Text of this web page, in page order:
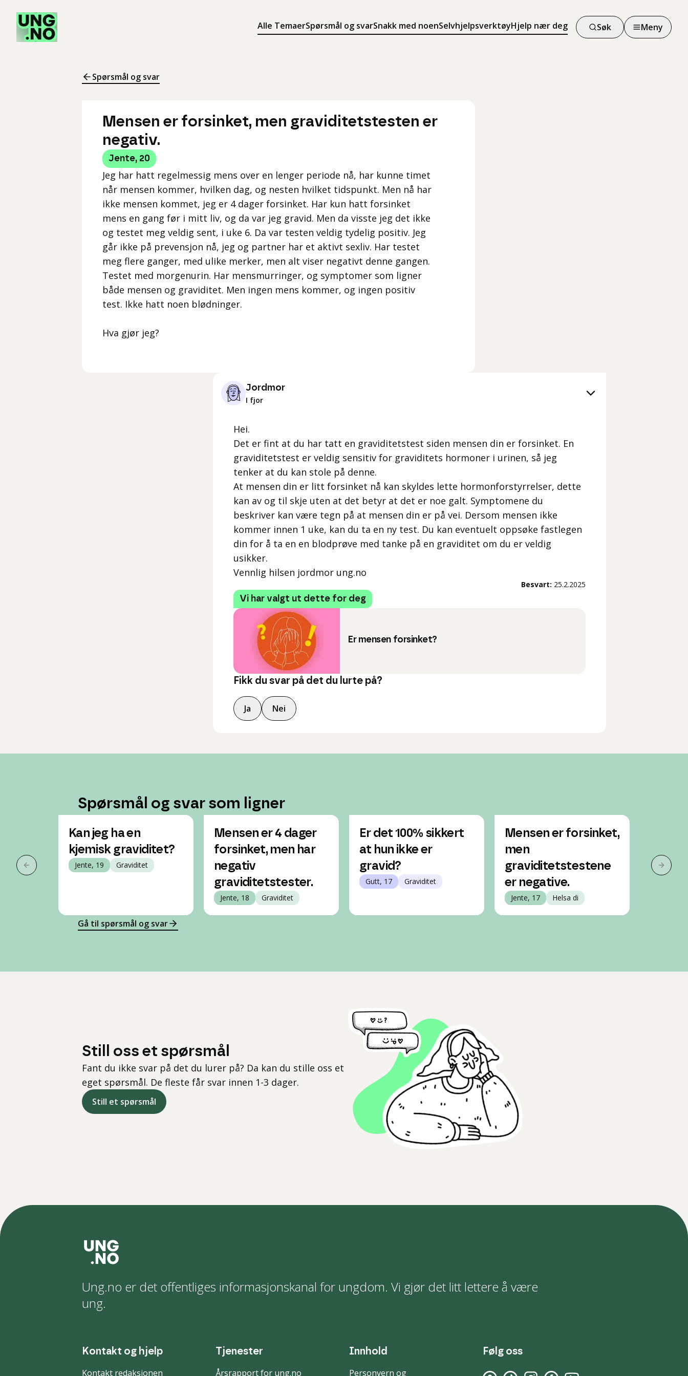
Alle TemaerSpørsmål og svarSnakk med noenSelvhjelpsverktøyHjelp nær deg
Søk
Søk
Meny
Meny
Spørsmål og svar
Mensen er forsinket, men graviditetstesten er
negativ.
Jente, 20
Jeg har hatt regelmessig mens over en lenger periode nå, har kunne timet
når mensen kommer, hvilken dag, og nesten hvilket tidspunkt. Men nå har
ikke mensen kommet, jeg er 4 dager forsinket. Har kun hatt forsinket
mens en gang før i mitt liv, og da var jeg gravid. Men da visste jeg det ikke
og testet meg veldig sent, i uke 6. Da var testen veldig tydelig positiv. Jeg
går ikke på prevensjon nå, jeg og partner har et aktivt sexliv. Har testet
meg flere ganger, med ulike merker, men alt viser negativt denne gangen.
Testet med morgenurin. Har mensmurringer, og symptomer som ligner
både mensen og graviditet. Men ingen mens kommer, og ingen positiv
test. Ikke hatt noen blødninger.
Hva gjør jeg?
Jordmor
I fjor
Hei.
Det er fint at du har tatt en graviditetstest siden mensen din er forsinket. En
graviditetstest er veldig sensitiv for graviditets hormoner i urinen, så jeg
tenker at du kan stole på denne.
At mensen din er litt forsinket nå kan skyldes lette hormonforstyrrelser, dette
kan av og til skje uten at det betyr at det er noe galt. Symptomene du
beskriver kan være tegn på at mensen din er på vei. Dersom mensen ikke
kommer innen 1 uke, kan du ta en ny test. Du kan eventuelt oppsøke fastlegen
din for å ta en en blodprøve med tanke på en graviditet om du er veldig
usikker.
Vennlig hilsen jordmor ung.no
Besvart: 25.2.2025
Vi har valgt ut dette for deg
Er mensen forsinket?
Fikk du svar på det du lurte på?
Ja Nei
Spørsmål og svar som ligner
Forrige slide
Kan jeg ha en
kjemisk graviditet?
Jente, 19 Graviditet
Mensen er 4 dager
forsinket, men har
negativ
graviditetstester.
Jente, 18 Graviditet
Er det 100% sikkert
at hun ikke er
gravid?
Gutt, 17 Graviditet
Mensen er forsinket,
men
graviditetstestene
er negative.
Jente, 17 Helsa di
Jente, 19
Neste
Gå til spørsmål og svar
Still oss et spørsmål
Fant du ikke svar på det du lurer på? Da kan du stille oss et
eget spørsmål. De fleste får svar innen 1-3 dager.
Still et spørsmål
Ung.no er det offentliges informasjonskanal for ungdom. Vi gjør det litt lettere å være
ung.
Kontakt og hjelp
Kontakt redaksjonen
Tjenester
Årsrapport for ung.no
Innhold
Personvern og
Følg oss